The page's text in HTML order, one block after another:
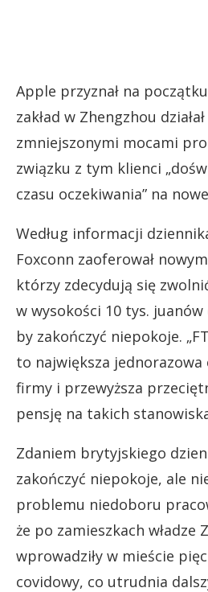
Apple przyznał na
zakład w Zhengzhou
zmniejszonymi mocami
związku z tym klienci
czasu oczekiwania” na
Według informacji
Foxconn zaoferował
którzy zdecydują się
w wysokości 10 tys.
by zakończyć niepokoje.
to największa
firmy i przewyższa
pensję na takich
Zdaniem brytyjskiego
zakończyć niepokoje, ale
problemu niedoboru
że po zamieszkach władze
wprowadziły w mieście
covidowy, co utrudnia